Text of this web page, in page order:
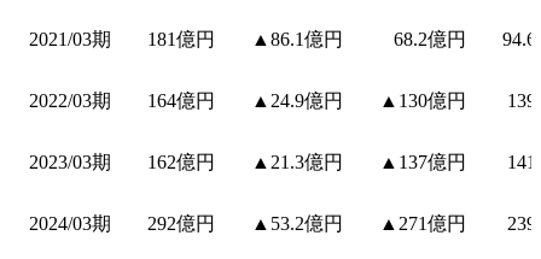
2021/03期 181億円 ▲86.1億円 68.2億円
2022/03期 164億円 ▲24.9億円 ▲130億円
2023/03期 162億円 ▲21.3億円 ▲137億円
2024/03期 292億円 ▲53.2億円 ▲271億円